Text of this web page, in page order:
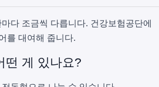
다 조금씩 다릅니다. 건강보험공단에
를 대여해 줍니다.
떤 게 있나요?